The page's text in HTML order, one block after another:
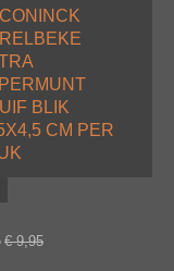
BLIK
CM PER
€ 9,95